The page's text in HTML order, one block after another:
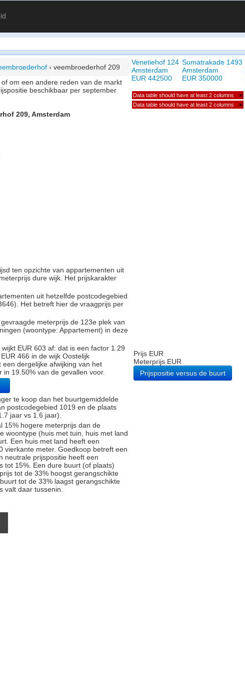
› veembroederhof 209
om een andere reden van de markt
beschikbaar per september
209, Amsterdam
ten opzichte van appartementen uit
dure wijk. Het prijskarakter
uit hetzelfde postcodegebied
Het betreft hier de vraagprijs per
meterprijs de 123e plek van
(woontype: Appartement) in deze
EUR 603 af: dat is een factor 1.29
466 in de wijk Oostelijk
dergelijke afwijking van het
19.50% van de gevallen voor.
te koop dan het buurtgemiddelde
postcodegebied 1019 en de plaats
jaar vs 1.6 jaar).
15% hogere meterprijs dan de
woontype (huis met tuin, huis met land
Een huis met land heeft een
vierkante meter. Goedkoop betreft een
neutrale prijspositie heeft een
tot 15%. Een dure buurt (of plaats)
tot de 33% hoogst gerangschikte
tot de 33% laagst gerangschikte
valt daar tussenin.
Venetiehof 124
Amsterdam
EUR 442500
Sumatrakade 1493
Amsterdam
EUR 350000
Data table should have at least 2 columns ×
Data table should have at least 2 columns ×
Prijs EUR
Meterprijs EUR
Prijspositie versus de buurt